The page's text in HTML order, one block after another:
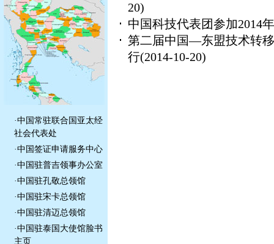
·中国常驻联合国亚太经
社会代表处
·中国签证申请服务中心
·中国驻普吉领事办公室
·中国驻孔敬总领馆
·中国驻宋卡总领馆
·中国驻清迈总领馆
·中国驻泰国大使馆脸书
主页
20)
中国科技代表团参加2014
第二届中国—东盟技术转
行(2014-10-20)